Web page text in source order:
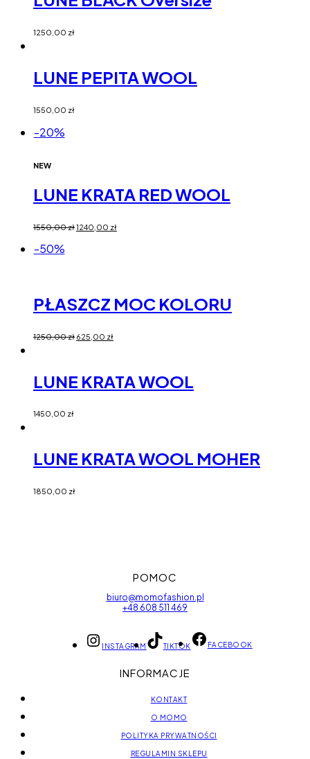
1250,00 zł
LUNE PEPITA WOOL
1550,00 zł
-20%
NEW
LUNE KRATA RED WOOL
1550,00zł1240,00 zł
-50%
PŁASZCZ MOC KOLORU
1250,00zł 625,00 zł
LUNE KRATA WOOL
1450,00 zł
LUNE KRATA WOOL MOHER
1850,00 zł
POMOC
biuro@momofashion.pl
+48 608 511 469
INSTAGRAM TIKTOK FACEBOOK
INFORMACJE
KONTAKT
O MOMO
POLITYKA PRYWATNOŚCI
REGULAMIN SKLEPU